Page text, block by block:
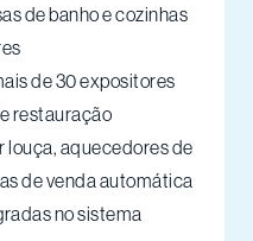
de banho e cozinhas
de 30 expositores
restauração
louça, aquecedores de
de venda automática
no sistema